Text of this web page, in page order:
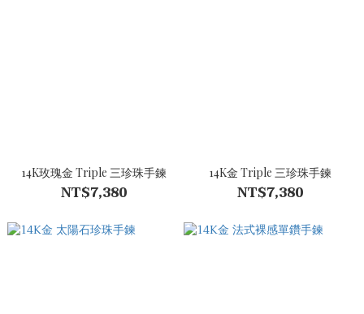
14K玫瑰金 Triple 三珍珠手鍊
NT$7,380
14K金 Triple 三珍珠手鍊
NT$7,380